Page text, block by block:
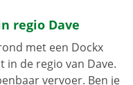
regio Dave
met een Dockx
in de regio van Dave.
vervoer. Ben je